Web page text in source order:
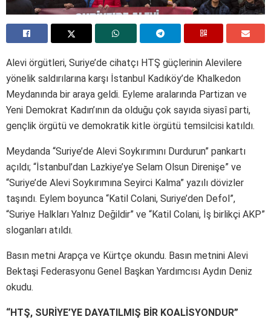
Alevi örgütleri, Suriye’de cihatçı HTŞ güçlerinin Alevilere
yönelik saldırılarına karşı İstanbul Kadıköy’de Khalkedon
Meydanında bir araya geldi. Eyleme aralarında Partizan ve
Yeni Demokrat Kadın’ının da olduğu çok sayıda siyasî parti,
gençlik örgütü ve demokratik kitle örgütü temsilcisi katıldı.
Meydanda “Suriye’de Alevi Soykırımını Durdurun” pankartı
açıldı; “İstanbul’dan Lazkiye’ye Selam Olsun Direnişe” ve
“Suriye’de Alevi Soykırımına Seyirci Kalma” yazılı dövizler
taşındı. Eylem boyunca “Katil Colani, Suriye’den Defol”,
“Suriye Halkları Yalnız Değildir” ve “Katil Colani, İş birlikçi AKP”
sloganları atıldı.
Basın metni Arapça ve Kürtçe okundu. Basın metnini Alevi
Bektaşi Federasyonu Genel Başkan Yardımcısı Aydın Deniz
okudu.
“HTŞ, SURİYE’YE DAYATILMIŞ BİR KOALİSYONDUR”